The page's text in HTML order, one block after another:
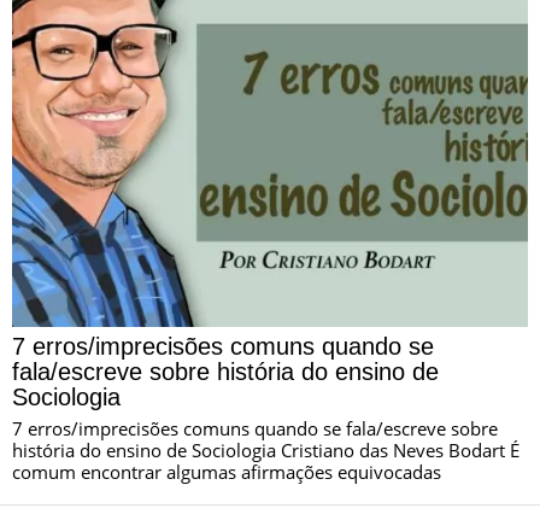
7 erros/imprecisões comuns quando se
fala/escreve sobre história do ensino de
Sociologia
7 erros/imprecisões comuns quando se fala/escreve sobre
história do ensino de Sociologia Cristiano das Neves Bodart É
comum encontrar algumas afirmações equivocadas